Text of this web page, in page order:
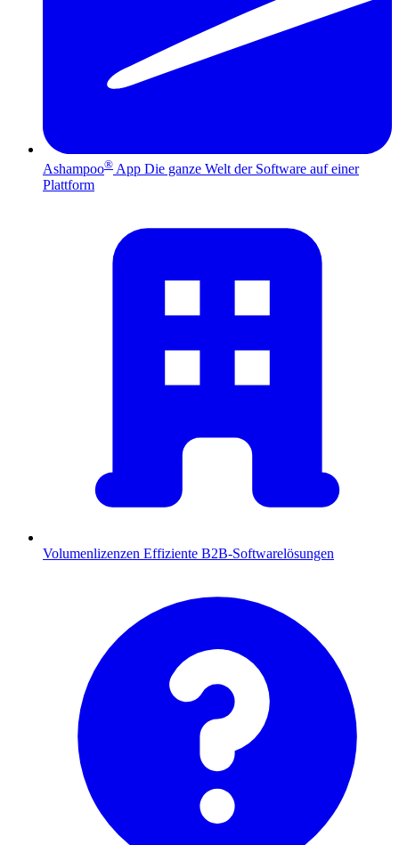
Ashampoo® App Die ganze Welt der Software auf einer
Plattform
Volumenlizenzen Effiziente B2B-Softwarelösungen